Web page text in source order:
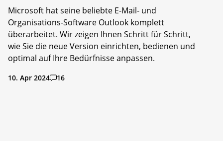
Microsoft hat seine beliebte E-Mail- und
Organisations-Software Outlook komplett
überarbeitet. Wir zeigen Ihnen Schritt für Schritt,
wie Sie die neue Version einrichten, bedienen und
optimal auf Ihre Bedürfnisse anpassen.
10. Apr 2024 16